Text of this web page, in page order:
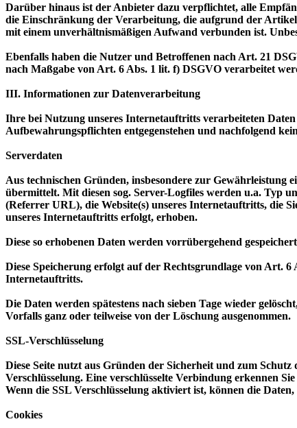
Darüber hinaus ist der Anbieter dazu verpflichtet, alle
die Einschränkung der Verarbeitung, die aufgrund der
mit einem unverhältnismäßigen Aufwand verbunden ist.
Ebenfalls haben die Nutzer und Betroffenen nach Art. 21
nach Maßgabe von Art. 6 Abs. 1 lit. f) DSGVO verarbeitet
III. Informationen zur Datenverarbeitung
Ihre bei Nutzung unseres Internetauftritts verarbeiteten
Aufbewahrungspflichten entgegenstehen und nachfolgend
Serverdaten
Aus technischen Gründen, insbesondere zur
übermittelt. Mit diesen sog. Server-Logfiles werden u.a. Typ
(Referrer URL), die Website(s) unseres Internetauftritts, die
unseres Internetauftritts erfolgt, erhoben.
Diese so erhobenen Daten werden vorrübergehend
Diese Speicherung erfolgt auf der Rechtsgrundlage von Art.
Internetauftritts.
Die Daten werden spätestens nach sieben Tage wieder
Vorfalls ganz oder teilweise von der Löschung ausgenommen.
SSL-Verschlüsselung
Diese Seite nutzt aus Gründen der Sicherheit und zum
Verschlüsselung. Eine verschlüsselte Verbindung erkennen
Wenn die SSL Verschlüsselung aktiviert ist, können die
Cookies